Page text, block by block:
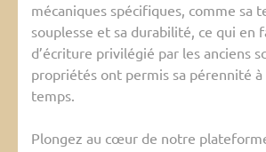
mécaniques spécifiques, comme sa
souplesse et sa durabilité, ce qui en
d’écriture privilégié par les anciens
propriétés ont permis sa pérennité à
temps.
Plongez au cœur de notre